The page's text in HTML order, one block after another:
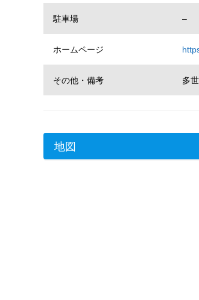
駐車場 –
ホームページ
その他・備考 多
地図